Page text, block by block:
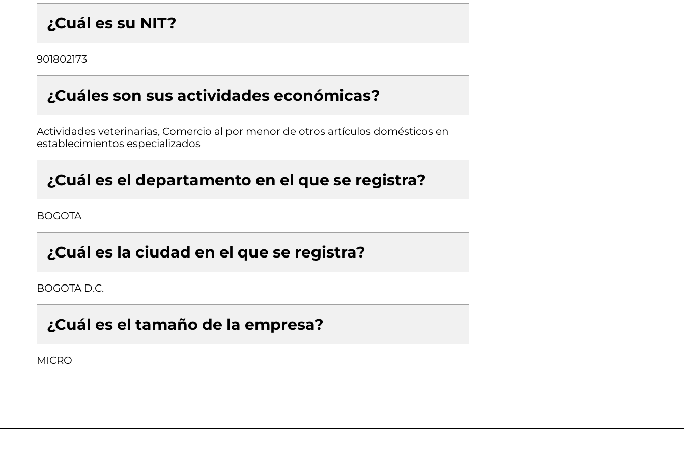
¿Cuál es su NIT?
901802173
¿Cuáles son sus actividades económicas?
Actividades veterinarias, Comercio al por menor de otros artículos domésticos en
establecimientos especializados
¿Cuál es el departamento en el que se registra?
BOGOTA
¿Cuál es la ciudad en el que se registra?
BOGOTA D.C.
¿Cuál es el tamaño de la empresa?
MICRO